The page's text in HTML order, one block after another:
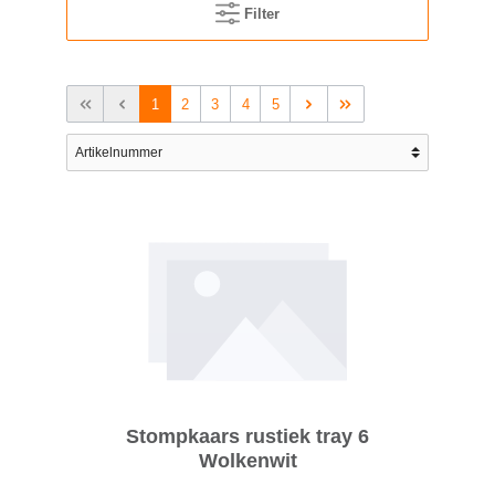
Filter
1 2 3 4 5
Stompkaars rustiek tray 6
Wolkenwit